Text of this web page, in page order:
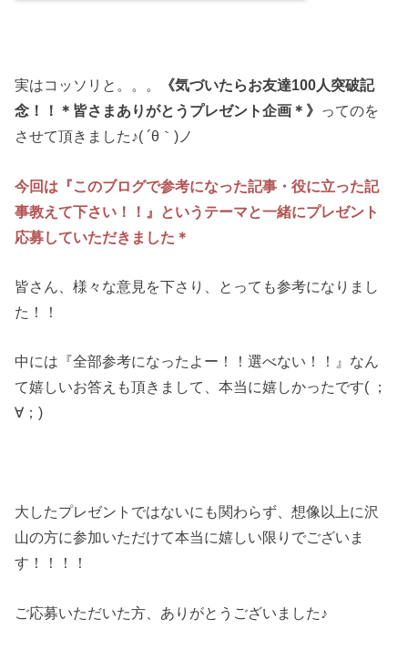
実はコッソリと。。。
《気づいたらお友達100人突破記
念！！＊皆さまありがとうプレゼント企画＊》 ってのを
させて頂きました♪( ´θ｀)ノ
今回は『このブログで参考になった記事・役に立った記
事教えて下さい！！』というテーマと一緒にプレゼント
応募していただきました＊
皆さん、様々な意見を下さり、とっても参考になりまし
た！！
中には『全部参考になったよー！！選べない！！』なん
て嬉しいお答えも頂きまして、本当に嬉しかったです( ；
∀；)
大したプレゼントではないにも関わらず、想像以上に沢
山の方に参加いただけて本当に嬉しい限りでございま
す！！！！
ご応募いただいた方、ありがとうございました♪